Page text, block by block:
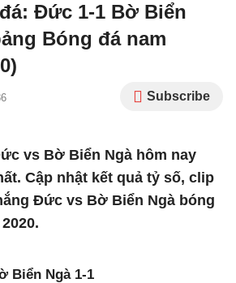
Đức 1-1 Bờ Biển
Bóng đá nam
Subscribe
vs Bờ Biển Ngà hôm nay
Cập nhật kết quả tỷ số, clip
Đức vs Bờ Biển Ngà bóng
Biển Ngà 1-1